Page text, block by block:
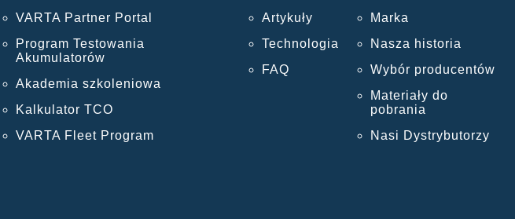
VARTA Partner Portal
Program Testowania
Akumulatorów
Akademia szkoleniowa
Kalkulator TCO
VARTA Fleet Program
Artykuły
Technologia
FAQ
Marka
Nasza historia
Wybór producentów
Materiały do
pobrania
Nasi Dystrybutorzy